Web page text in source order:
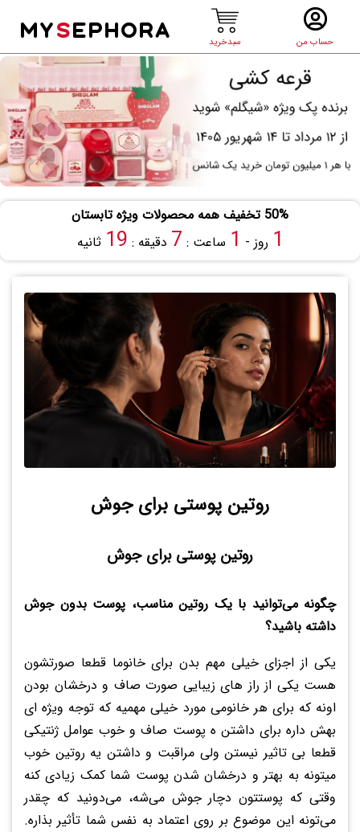
حساب من سبدخرید
MYSEPHORA
50% تخفیف همه محصولات ویژه تابستان
1 روز - 1 ساعت : 7 دقیقه : 18 ثانیه
روتین پوستی برای جوش
روتین پوستی برای جوش
چگونه می‌توانید با یک روتین مناسب، پوست بدون جوش
داشته باشید؟
یکی از اجزای خیلی مهم بدن برای خانوما قطعا صورتشون
هست یکی از راز های زیبایی صورت صاف و درخشان بودن
اونه که برای هر خانومی مورد خیلی مهمیه که توجه ویژه ای
بهش داره برای داشتن ه پوست صاف و خوب عوامل ژنتیکی
قطعا بی تاثیر نیستن ولی مراقبت و داشتن یه روتین خوب
میتونه به بهتر و درخشان شدن پوست شما کمک زیادی کنه
وقتی که پوستتون دچار جوش می‌شه، می‌دونید که چقدر
می‌تونه این موضوع بر روی اعتماد به نفس شما تأثیر بذاره.